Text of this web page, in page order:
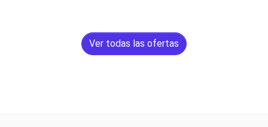
Ver todas las ofertas